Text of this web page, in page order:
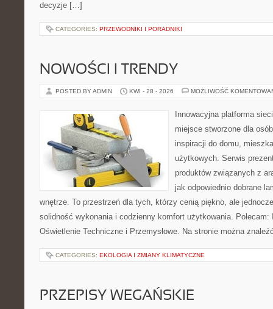
decyzje […]
CATEGORIES: PRZEWODNIKI I PORADNIKI
NOWOŚCI I TRENDY
POSTED BY ADMIN KWI - 28 - 2026 MOŻLIWOŚĆ
Innowacyjna platforma
miejsce stworzone dla
inspiracji do domu,
użytkowych. Serwis
produktów związanych z
jak odpowiednio dobrane
wnętrze. To przestrzeń dla tych, którzy cenią piękno, ale
solidność wykonania i codzienny komfort użytkowania. Polecam:
Oświetlenie Techniczne i Przemysłowe. Na stronie można
CATEGORIES: EKOLOGIA I ZMIANY KLIMATYCZNE
PRZEPISY WEGAŃSKIE